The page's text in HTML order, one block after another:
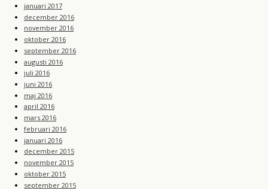
januari 2017
december 2016
november 2016
oktober 2016
september 2016
augusti 2016
juli 2016
juni 2016
maj 2016
april 2016
mars 2016
februari 2016
januari 2016
december 2015
november 2015
oktober 2015
september 2015